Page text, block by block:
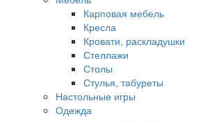
Карповая мебель
Кресла
Кровати, раскладушки
Стеллажи
Столы
Стулья, табуреты
Настольные игры
Одежда